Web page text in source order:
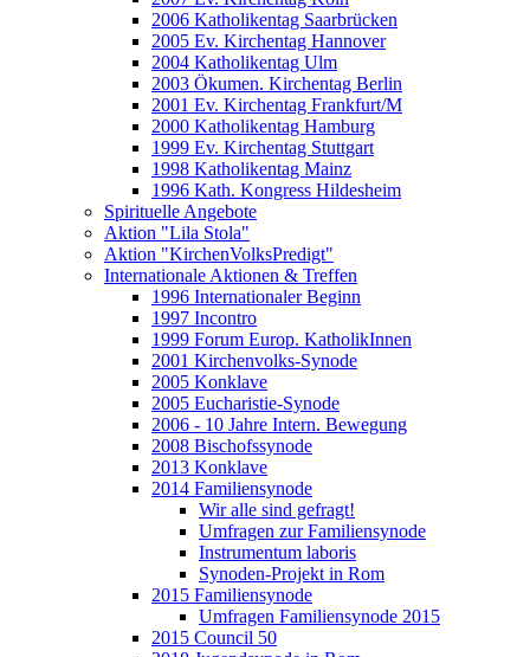
2006 Katholikentag Saarbrücken
2005 Ev. Kirchentag Hannover
2004 Katholikentag Ulm
2003 Ökumen. Kirchentag Berlin
2001 Ev. Kirchentag Frankfurt/M
2000 Katholikentag Hamburg
1999 Ev. Kirchentag Stuttgart
1998 Katholikentag Mainz
1996 Kath. Kongress Hildesheim
Spirituelle Angebote
Aktion "Lila Stola"
Aktion "KirchenVolksPredigt"
Internationale Aktionen & Treffen
1996 Internationaler Beginn
1997 Incontro
1999 Forum Europ. KatholikInnen
2001 Kirchenvolks-Synode
2005 Konklave
2005 Eucharistie-Synode
2006 - 10 Jahre Intern. Bewegung
2008 Bischofssynode
2013 Konklave
2014 Familiensynode
Wir alle sind gefragt!
Umfragen zur Familiensynode
Instrumentum laboris
Synoden-Projekt in Rom
2015 Familiensynode
Umfragen Familiensynode 2015
2015 Council 50